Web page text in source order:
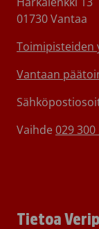
01730 Vantaa
Toimipisteiden
Vantaan
Vaihde 029 300
Tietoa